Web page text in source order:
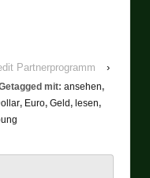
Partnerprogramm
›
mit: ansehen,
, Euro, Geld, lesen,